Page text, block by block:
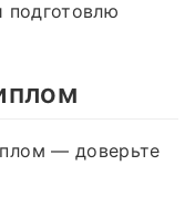
подготовлю
— доверьте